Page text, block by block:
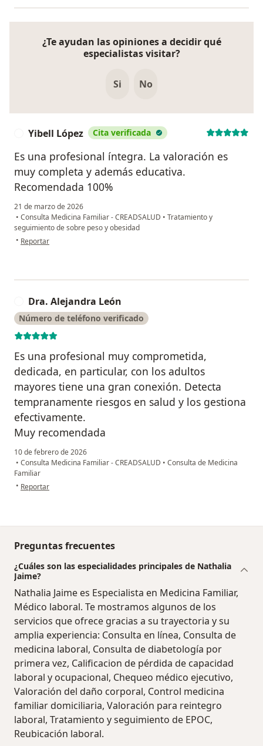
¿Te ayudan las opiniones a decidir qué
especialistas visitar?
Si No
Yibell López Cita verificada
Es una profesional íntegra. La valoración es
muy completa y además educativa.
Recomendada 100%
21 de marzo de 2026
• Consulta Medicina Familiar - CREADSALUD • Tratamiento y
seguimiento de sobre peso y obesidad
• en opinión del usuario Yibell López
Reportar
Dra. Alejandra León
Número de teléfono verificado
Es una profesional muy comprometida,
dedicada, en particular, con los adultos
mayores tiene una gran conexión. Detecta
tempranamente riesgos en salud y los gestiona
efectivamente.
Muy recomendada
10 de febrero de 2026
• Consulta Medicina Familiar - CREADSALUD • Consulta de Medicina
Familiar
• en opinión del usuario Dra. Alejandra León
Reportar
Preguntas frecuentes
¿Cuáles son las especialidades principales de Nathalia
Jaime?
Nathalia Jaime es Especialista en Medicina Familiar,
Médico laboral. Te mostramos algunos de los
servicios que ofrece gracias a su trayectoria y su
amplia experiencia: Consulta en línea, Consulta de
medicina laboral, Consulta de diabetología por
primera vez, Calificacion de pérdida de capacidad
laboral y ocupacional, Chequeo médico ejecutivo,
Valoración del daño corporal, Control medicina
familiar domiciliaria, Valoración para reintegro
laboral, Tratamiento y seguimiento de EPOC,
Reubicación laboral.